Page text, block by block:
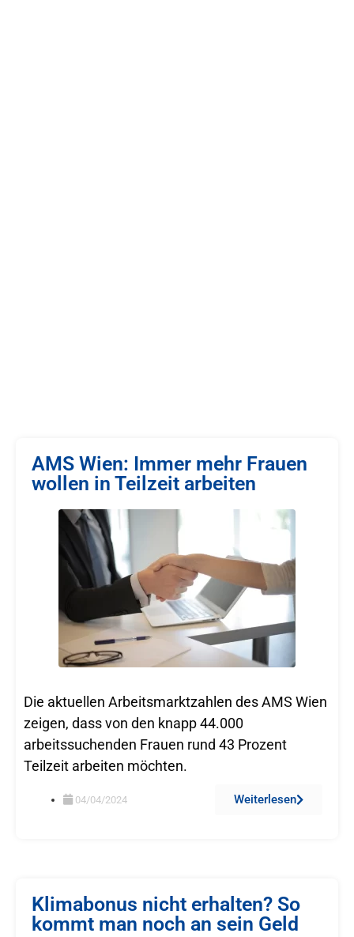
AMS Wien: Immer mehr Frauen
wollen in Teilzeit arbeiten
Die aktuellen Arbeitsmarktzahlen des AMS Wien
zeigen, dass von den knapp 44.000
arbeitssuchenden Frauen rund 43 Prozent
Teilzeit arbeiten möchten.
04/04/2024 Weiterlesen
Klimabonus nicht erhalten? So
kommt man noch an sein Geld